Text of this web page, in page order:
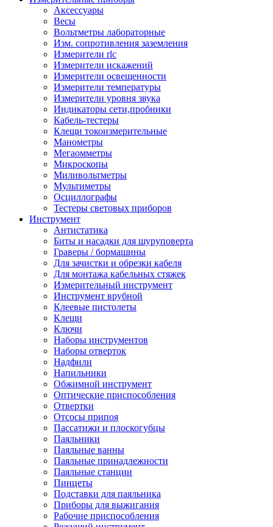
Аксессуары
Весы
Вольтметры лабораторные
Изм. сопротивления заземления
Измерители rlc
Измерители искажений
Измерители освещенности
Измерители температуры
Измерители уровня звука
Индикаторы сети,пробники
Кабель-тестеры
Клещи токоизмерительные
Манометры
Мегаомметры
Микроскопы
Миливольтметры
Мультиметры
Осциллографы
Тестеры световых приборов
Инструмент
Антистатика
Биты и насадки для шуруповерта
Граверы / бормашины
Для зачистки и обрезки кабеля
Для монтажа кабельных стяжек
Измерительный инструмент
Инструмент врубной
Клеевые пистолеты
Клещи
Ключи
Наборы инструментов
Наборы отверток
Надфили
Напильники
Обжимной инструмент
Оптические приспособления
Отвертки
Отсосы припоя
Пассатижи и плоскогубцы
Паяльники
Паяльные ванны
Паяльные принадлежности
Паяльные станции
Пинцеты
Подставки для паяльника
Приборы для выжигания
Рабочие приспособления